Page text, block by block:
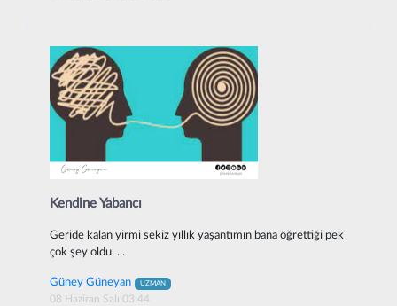
Kendine Yabancı
Geride kalan yirmi sekiz yıllık yaşantımın bana öğrettiği pek
çok şey oldu. ...
Güney Güneyan UZMAN
08 Haziran Salı 03:44